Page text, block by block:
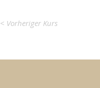
< Vorheriger Kurs